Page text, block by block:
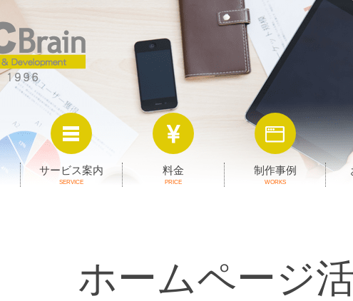
サービス案内
SERVICE
料金
PRICE
制作事例
WORKS
ホームページ